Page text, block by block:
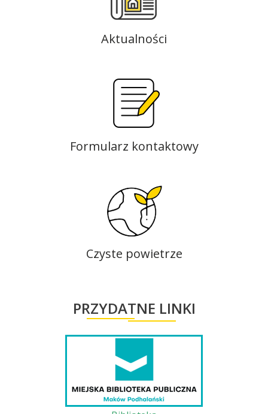
Aktualności
Formularz kontaktowy
Czyste powietrze
PRZYDATNE LINKI